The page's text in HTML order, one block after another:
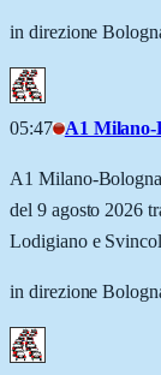
in direzione
05:47 A1 Milano-
A1 Milano-
del 9 agosto 2026
Lodigiano e
in direzione